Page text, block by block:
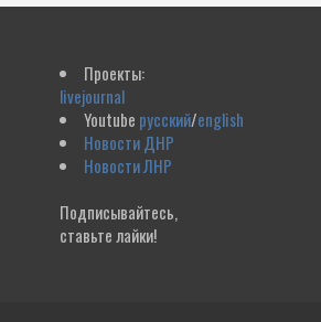
Проекты:
livejournal
Youtube русский/english
Новости ДНР
Новости ЛНР
Подписывайтесь,
ставьте лайки!